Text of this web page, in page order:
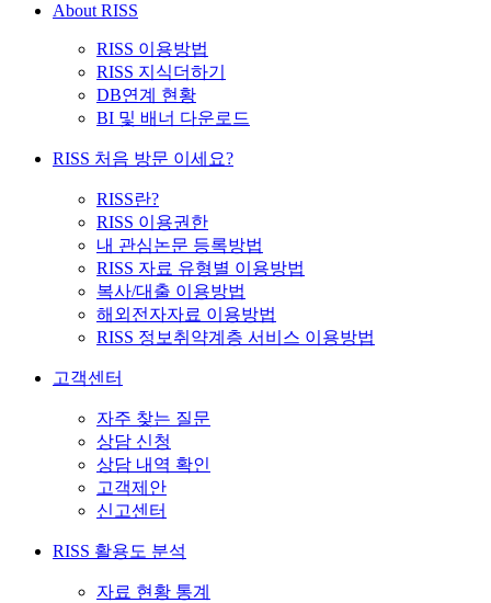
About RISS
RISS 이용방법
RISS 지식더하기
DB연계 현황
BI 및 배너 다운로드
RISS 처음 방문 이세요?
RISS란?
RISS 이용권한
내 관심논문 등록방법
RISS 자료 유형별 이용방법
복사/대출 이용방법
해외전자자료 이용방법
RISS 정보취약계층 서비스 이용방법
고객센터
자주 찾는 질문
상담 신청
상담 내역 확인
고객제안
신고센터
RISS 활용도 분석
자료 현황 통계